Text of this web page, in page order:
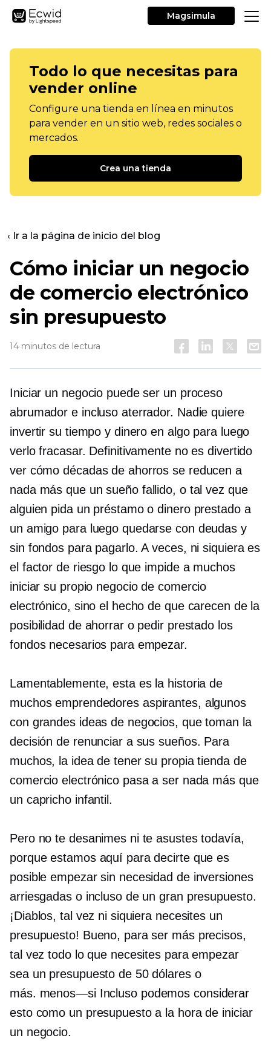
Magsimula
Todo lo que necesitas para
vender online
Configure una tienda en línea en minutos
para vender en un sitio web, redes sociales o
mercados.
Crea una tienda
‹ Ir a la página de inicio del blog
Cómo iniciar un negocio
de comercio electrónico
sin presupuesto
14 minutos de lectura
Iniciar un negocio puede ser un proceso
abrumador e incluso aterrador. Nadie quiere
invertir su tiempo y dinero en algo para luego
verlo fracasar. Definitivamente no es divertido
ver cómo décadas de ahorros se reducen a
nada más que un sueño fallido, o tal vez que
alguien pida un préstamo o dinero prestado a
un amigo para luego quedarse con deudas y
sin fondos para pagarlo. A veces, ni siquiera es
el factor de riesgo lo que impide a muchos
iniciar su propio negocio de comercio
electrónico, sino el hecho de que carecen de la
posibilidad de ahorrar o pedir prestado los
fondos necesarios para empezar.
Lamentablemente, esta es la historia de
muchos emprendedores aspirantes, algunos
con grandes ideas de negocios, que toman la
decisión de renunciar a sus sueños. Para
muchos, la idea de tener su propia tienda de
comercio electrónico pasa a ser nada más que
un capricho infantil.
Pero no te desanimes ni te asustes todavía,
porque estamos aquí para decirte que es
posible empezar sin necesidad de inversiones
arriesgadas o incluso de un gran presupuesto.
¡Diablos, tal vez ni siquiera necesites un
presupuesto! Bueno, para ser más precisos,
tal vez todo lo que necesites para empezar
sea un presupuesto de 50 dólares o
más. menos—siIncluso podemos considerar
esto como un presupuesto a la hora de iniciar
un negocio.